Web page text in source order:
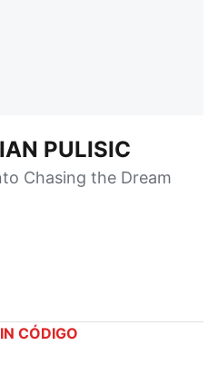
PULISIC
Chasing the Dream
CÓDIGO